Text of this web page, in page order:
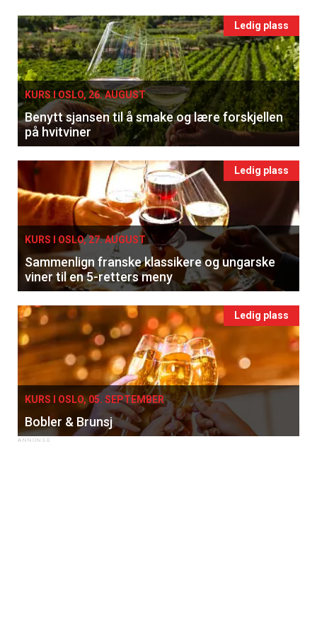
Ledig plass
KURS I OSLO, 26. AUGUST
Benytt sjansen til å smake og lære forskjellen
på hvitviner
Ledig plass
KURS I OSLO, 27. AUGUST
Sammenlign franske klassikere og ungarske
viner til en 5-retters meny
Ledig plass
KURS I OSLO, 05. SEPTEMBER
Bobler & Brunsj